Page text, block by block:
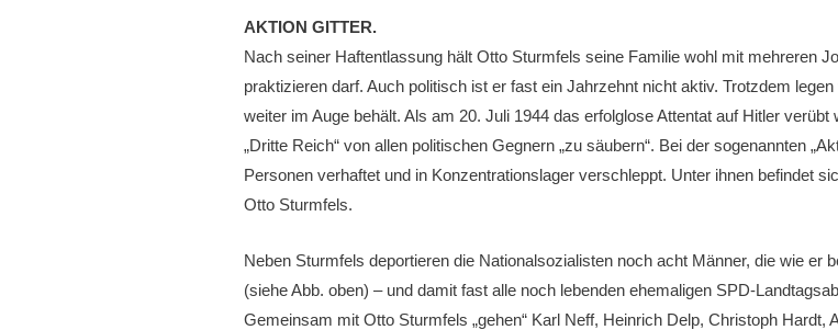
AKTION GITTER.
Nach seiner Haftentlassung hält Otto Sturmfels seine Familie wohl mit mehreren
praktizieren darf. Auch politisch ist er fast ein Jahrzehnt nicht aktiv. Trotzdem
weiter im Auge behält. Als am 20. Juli 1944 das erfolglose Attentat auf Hitler
„Dritte Reich“ von allen politischen Gegnern „zu säubern“. Bei der sogenannten
Personen verhaftet und in Konzentrationslager verschleppt. Unter ihnen befindet
Otto Sturmfels.
Neben Sturmfels deportieren die Nationalsozialisten noch acht Männer, die wie er
(siehe Abb. oben) – und damit fast alle noch lebenden ehemaligen SPD-
Gemeinsam mit Otto Sturmfels „gehen“ Karl Neff, Heinrich Delp, Christoph